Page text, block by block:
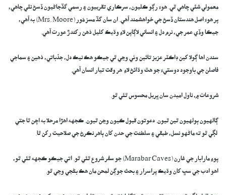
معمولي شئي چاهي ٿي. هوءَ رڳو ڪلبون، سرڪاري تقريبون ۽ رسمي گڏجاڻيون ڏسڻ نٿي چاهي،
پر هوءَ اصل هندستان ڏسڻ جي خواهشمند آهي. ان سان گڏ مسز مُور (Mrs. Moore) به آهي،
جيڪا وڏي عمر جي، نرم دل ۽ انساني لاڳاپن لاءِ وڌيڪ کليل ذهن رکندڙ عورت آهي.
​سندن اها ڳولا کين ڊاڪٽر عزيز تائين وٺي وڃي ٿي جيڪو هڪ نيڪ دل، جذباتي، ذهين ۽ سماجي
فاصلن جي باوجود دوستيءَ جو هٿ وڌائڻ لاءِ ھر وقت تيار انسان آهي.
​شروعات ۾، ناول اميدن سان ڀريل محسوس ٿئي ٿو.
​ڳالهيون ٻولهيون ٿين ٿيون. دعوتون قبول ڪيون وڃن ٿيون. ڪجهه اهڙا مرحلا به اچن ٿا جتي
لڳي ٿو ته ماڻهو نسل، طبقي ۽ سلطنت جي حدن کان ٻاهر نڪرڻ جي صلاحيت رکن ٿا.
​پوءِ مارابار جي غارن (Marabar Caves) جو سفر شروع ٿئي ٿو. اتي جيڪو ڪجهه ٿئي ٿو،
اهو ادب جي سڀ کان وڌيڪ پراسرار ۽ بحث جوڳن لمحن مان هڪ بڻجي وڃي ٿو.